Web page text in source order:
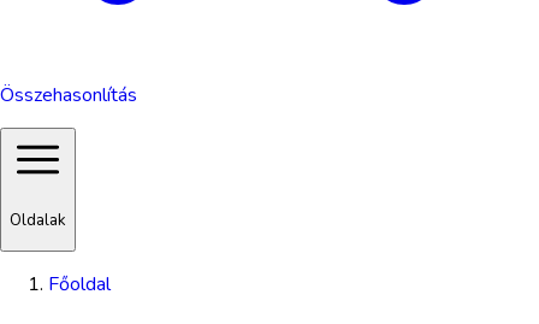
Összehasonlítás
Oldalak
Főoldal